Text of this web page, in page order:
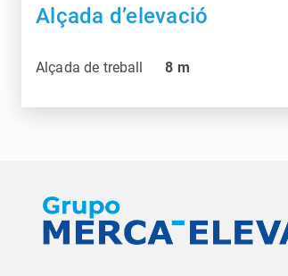
Alçada d’elevació
Alçada de treball 8 m